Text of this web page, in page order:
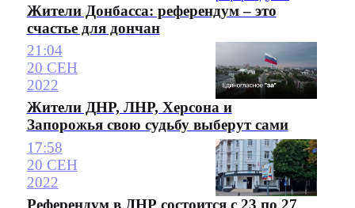
Жители Донбасса: референдум – это
счастье для дончан
21:04
20 СЕН
2022
Жители ДНР, ЛНР, Херсона и
Запорожья свою судьбу выберут сами
17:58
20 СЕН
2022
Референдум в ДНР состоится с 23 по 27